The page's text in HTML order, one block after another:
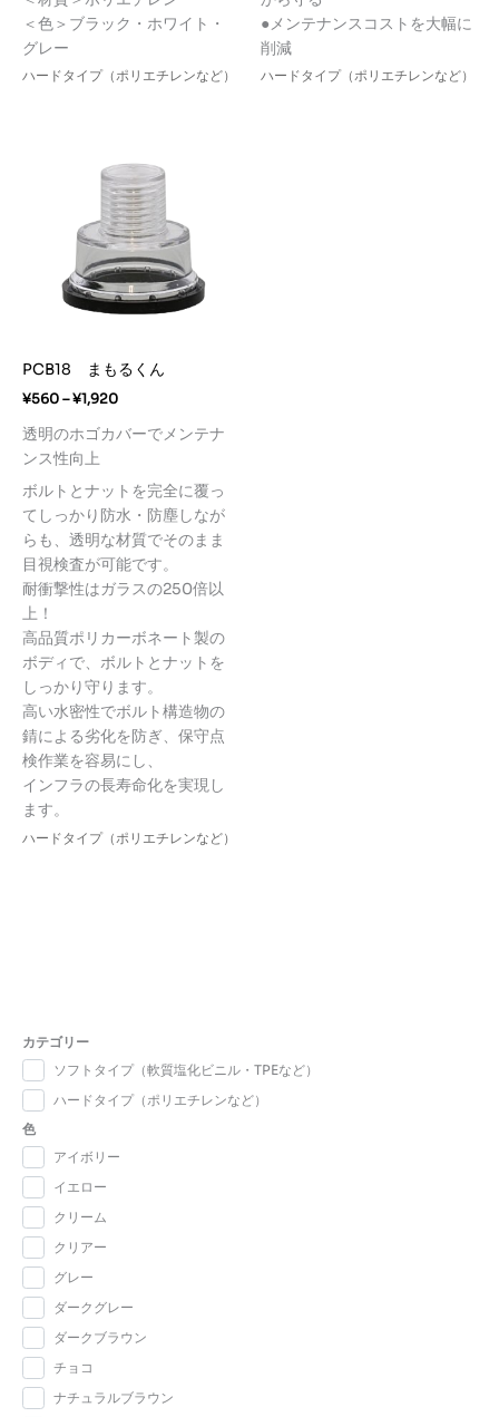
カテゴリー
ソフトタイプ（軟質塩化ビニル・TPEなど）
ハードタイプ（ポリエチレンなど）
色
アイボリー
イエロー
クリーム
クリアー
グレー
ダークグレー
ダークブラウン
チョコ
ナチュラルブラウン
¥83
＜色＞ブラック・ホワイト・
グレー
ハードタイプ（ポリエチレンなど）
●メンテナンスコストを大幅に
削減
ハードタイプ（ポリエチレンなど）
PCB18 まもるくん
¥560–¥1,920価
帯:
¥1,920
透明のホゴカバーでメンテナ
ンス性向上
ボルトとナットを完全に覆っ
てしっかり防水・防塵しなが
らも、透明な材質でそのまま
目視検査が可能です。
耐衝撃性はガラスの250倍以
上！
高品質ポリカーボネート製の
ボディで、ボルトとナットを
しっかり守ります。
高い水密性でボルト構造物の
錆による劣化を防ぎ、保守点
検作業を容易にし、
インフラの長寿命化を実現し
ます。
ハードタイプ（ポリエチレンなど）